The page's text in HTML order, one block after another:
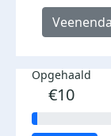
Opgehaald
€10